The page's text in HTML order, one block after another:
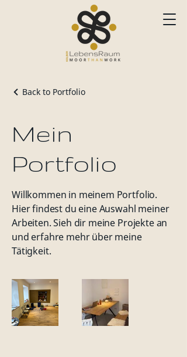
Back to Portfolio
Mein
Portfolio
Willkommen in meinem Portfolio.
Hier findest du eine Auswahl meiner
Arbeiten. Sieh dir meine Projekte an
und erfahre mehr über meine
Tätigkeit.